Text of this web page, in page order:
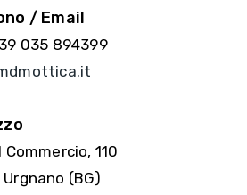
/ Email
035 894399
Commercio, 110
(BG)